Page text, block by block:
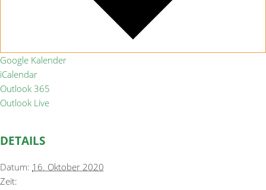
Google Kalender
iCalendar
Outlook 365
Outlook Live
DETAILS
Datum: 16. Oktober 2020
Zeit: